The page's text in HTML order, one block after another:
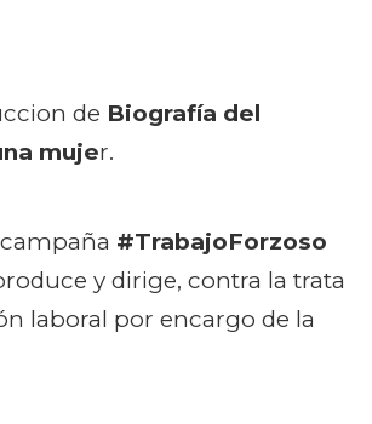
de Biografía del
mujer.
#TrabajoForzoso
y dirige, contra la trata
laboral por encargo de la